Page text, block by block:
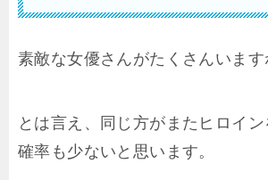
素敵な女優さんがたくさんいます
とは言え、同じ方がまたヒロイン
確率も少ないと思います。